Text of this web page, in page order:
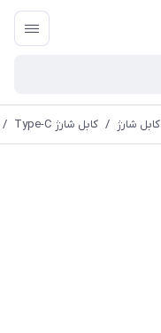
کابل شارژ / کابل شارژ Type-C /